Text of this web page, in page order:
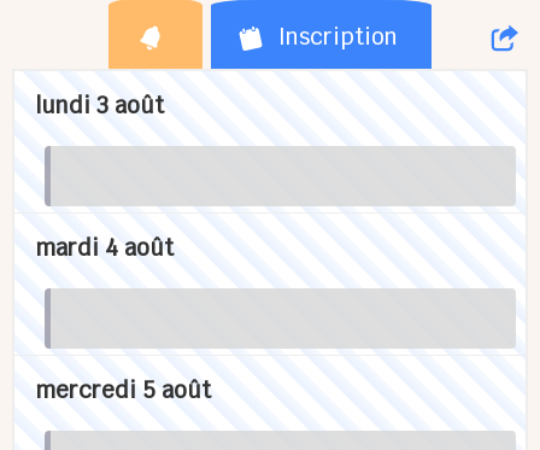
Inscription
lundi 3 août
mardi 4 août
mercredi 5 août